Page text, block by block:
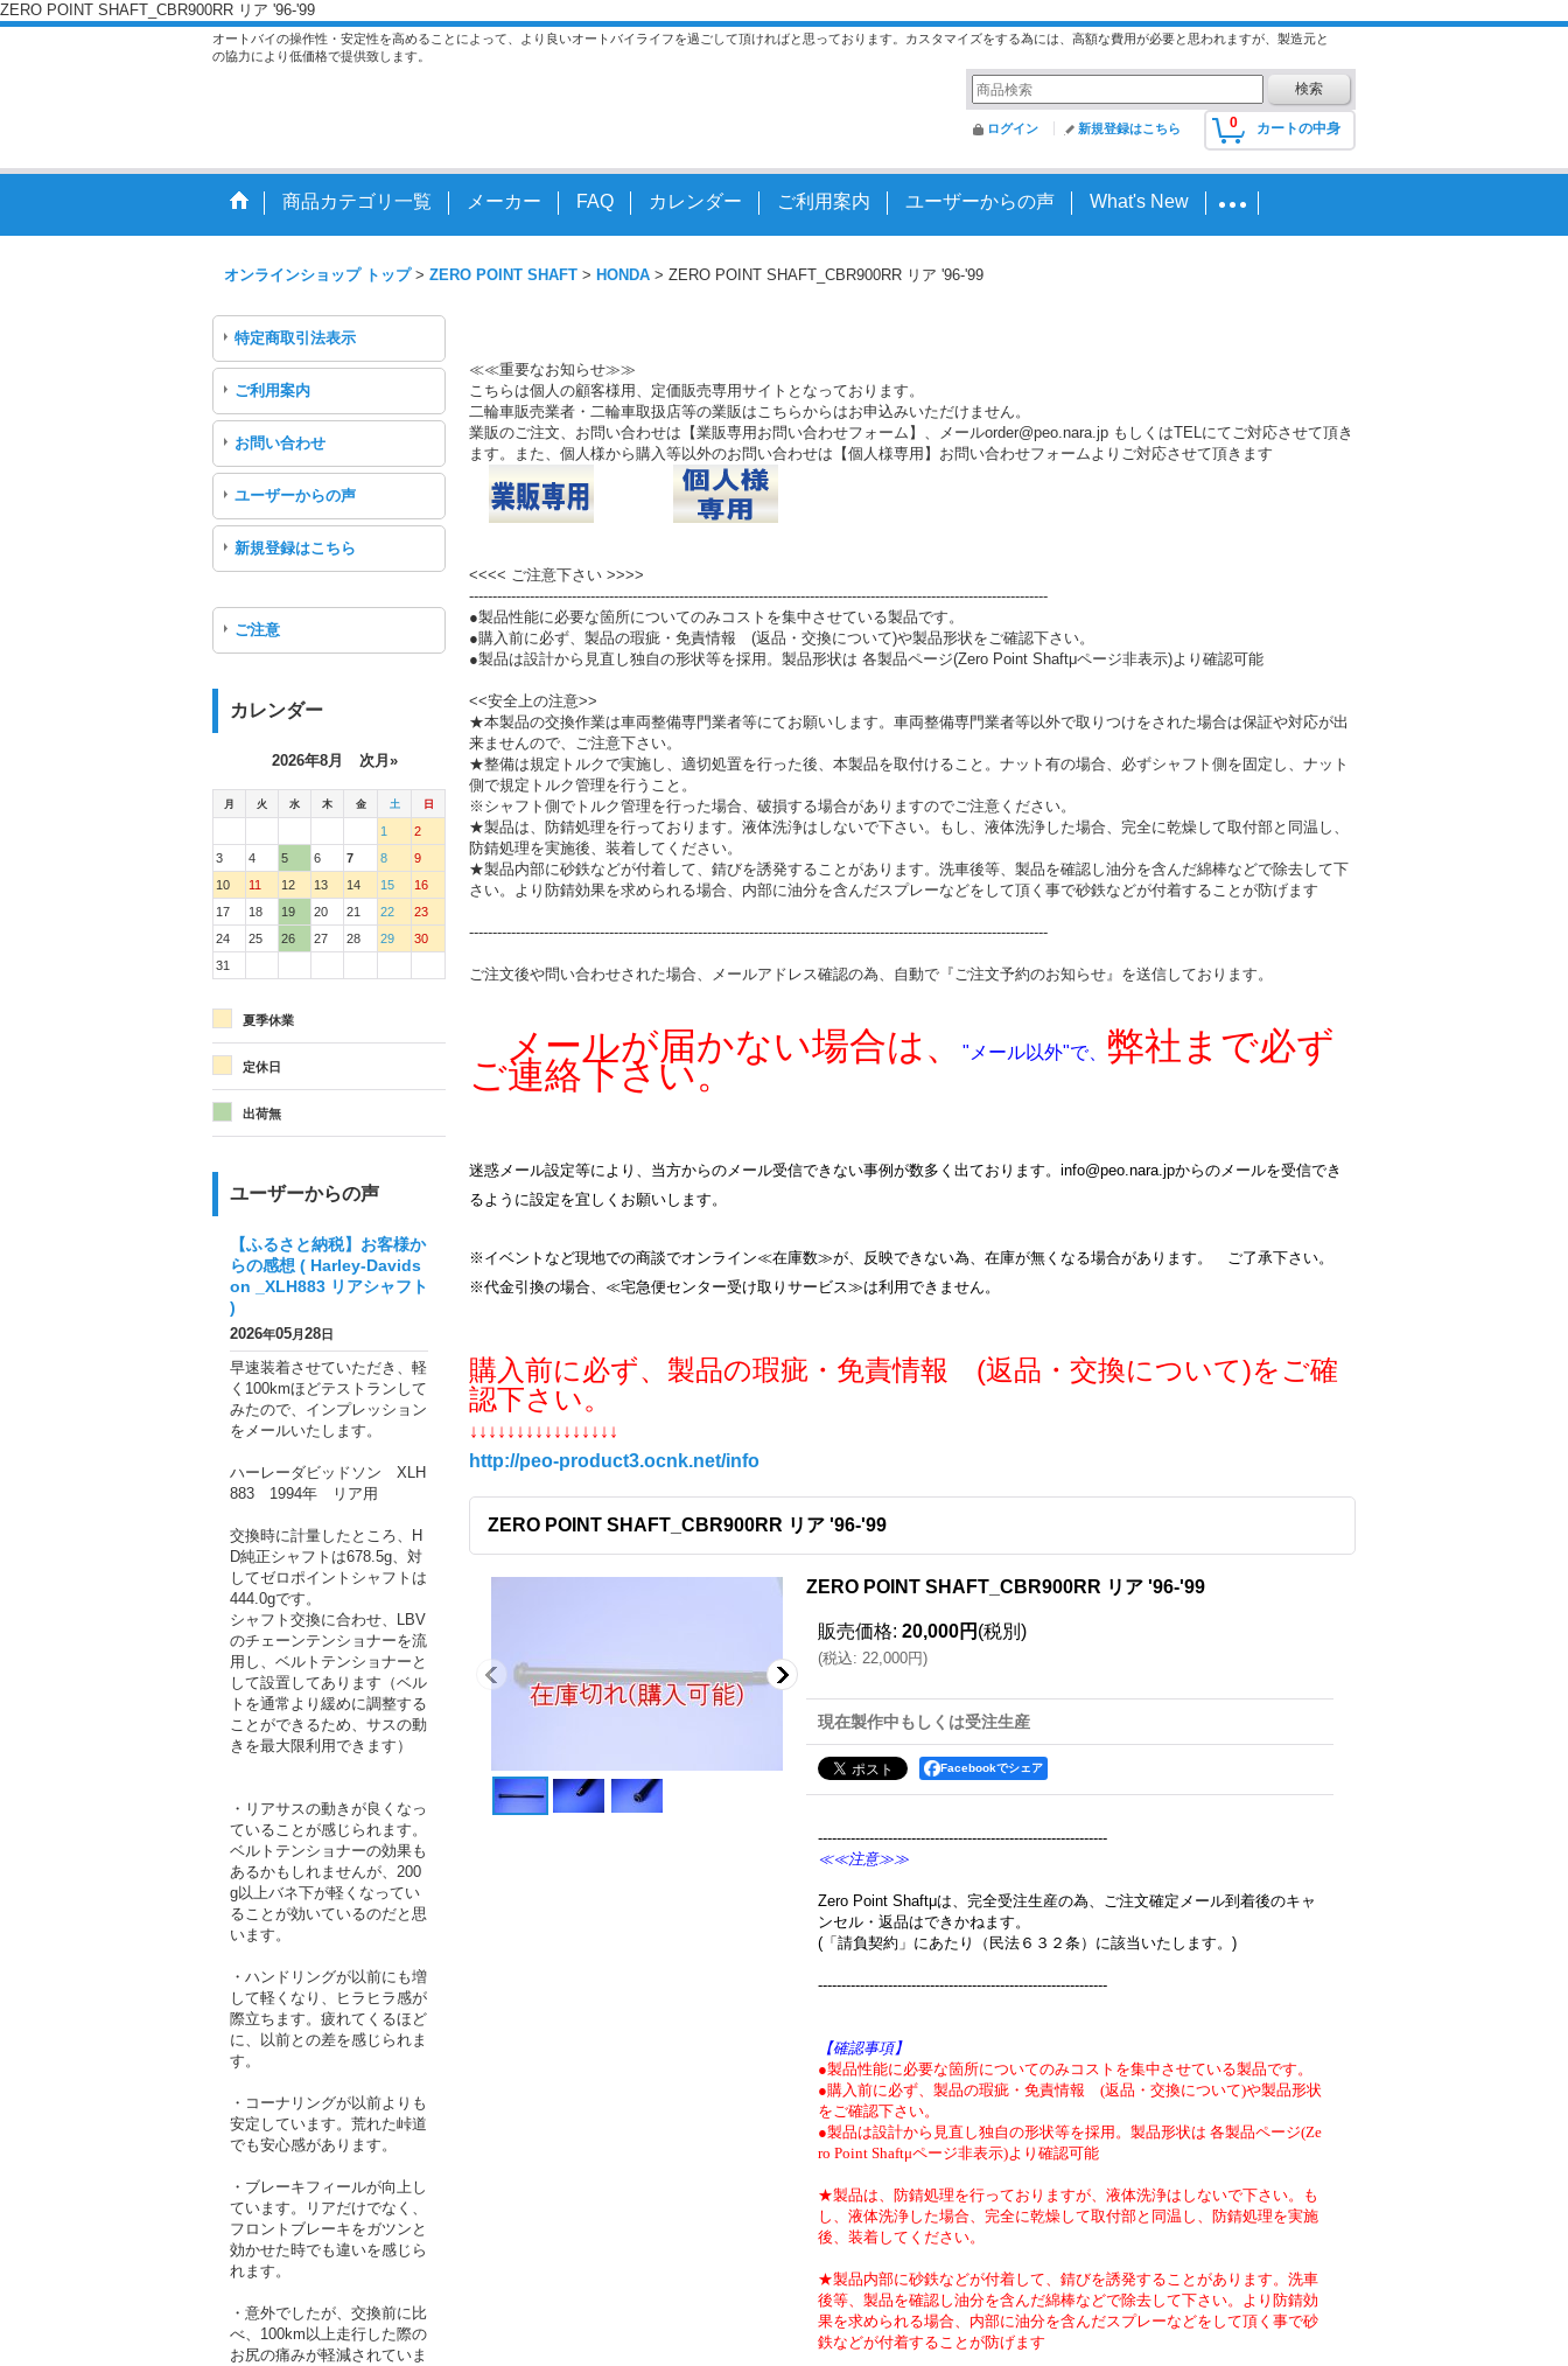
ZERO POINT SHAFT_CBR900RR リア '96-'99
オートバイの操作性・安定性を高めることによって、より良いオートバイライフを過ごして頂ければと思っております。カスタマイズをする為には、高額な費用が必要と思われますが、製造元と
の協力により低価格で提供致します。
0 カートの中身
ログイン 新規登録はこちら
商品カテゴリ一覧 メーカー FAQ カレンダー ご利用案内 ユーザーからの声 What's New
オンラインショップ トップ > ZERO POINT SHAFT > HONDA > ZERO POINT SHAFT_CBR900RR リア '96-'99
特定商取引法表示
ご利用案内
お問い合わせ
ユーザーからの声
新規登録はこちら
ご注意
カレンダー
2026年8月 次月»
月 火 水 木 金 土 日
1
2
3
4 5 6 7 8
9
10
11 12 13 14 15
16
17
18 19 20 21 22
23
24
25 26 27 28 29
30
31
夏季休業
定休日
出荷無
ユーザーからの声
【ふるさと納税】お客様か
らの感想 ( Harley-Davids
on _XLH883 リアシャフト
)
2026年05月28日
早速装着させていただき、軽
く100kmほどテストランして
みたので、インプレッション
をメールいたします。
ハーレーダビッドソン XLH
883 1994年 リア用
交換時に計量したところ、H
D純正シャフトは678.5g、対
してゼロポイントシャフトは
444.0gです。
シャフト交換に合わせ、LBV
のチェーンテンショナーを流
用し、ベルトテンショナーと
して設置してあります（ベル
トを通常より緩めに調整する
ことができるため、サスの動
きを最大限利用できます）
・リアサスの動きが良くなっ
ていることが感じられます。
ベルトテンショナーの効果も
あるかもしれませんが、200
g以上バネ下が軽くなってい
ることが効いているのだと思
います。
・ハンドリングが以前にも増
して軽くなり、ヒラヒラ感が
際立ちます。疲れてくるほど
に、以前との差を感じられま
す。
・コーナリングが以前よりも
安定しています。荒れた峠道
でも安心感があります。
・ブレーキフィールが向上し
ています。リアだけでなく、
フロントブレーキをガツンと
効かせた時でも違いを感じら
れます。
・意外でしたが、交換前に比
べ、100km以上走行した際の
お尻の痛みが軽減されていま
≪≪重要なお知らせ≫≫
こちらは個人の顧客様用、定価販売専用サイトとなっております。
二輪車販売業者・二輪車取扱店等の業販はこちらからはお申込みいただけません。
業販のご注文、お問い合わせは【業販専用お問い合わせフォーム】、メールorder@peo.nara.jp もしくはTELにてご対応させて頂き
ます。また、個人様から購入等以外のお問い合わせは【個人様専用】お問い合わせフォームよりご対応させて頂きます
<<<< ご注意下さい >>>>
----------------------------------------------------------------------------------------------------------------------------
●製品性能に必要な箇所についてのみコストを集中させている製品です。
●購入前に必ず、製品の瑕疵・免責情報 (返品・交換について)や製品形状をご確認下さい。
●製品は設計から見直し独自の形状等を採用。製品形状は 各製品ページ(Zero Point Shaftμページ非表示)より確認可能
<<安全上の注意>>
★本製品の交換作業は車両整備専門業者等にてお願いします。車両整備専門業者等以外で取りつけをされた場合は保証や対応が出
来ませんので、ご注意下さい。
★整備は規定トルクで実施し、適切処置を行った後、本製品を取付けること。ナット有の場合、必ずシャフト側を固定し、ナット
側で規定トルク管理を行うこと。
※シャフト側でトルク管理を行った場合、破損する場合がありますのでご注意ください。
★製品は、防錆処理を行っております。液体洗浄はしないで下さい。もし、液体洗浄した場合、完全に乾燥して取付部と同温し、
防錆処理を実施後、装着してください。
★製品内部に砂鉄などが付着して、錆びを誘発することがあります。洗車後等、製品を確認し油分を含んだ綿棒などで除去して下
さい。より防錆効果を求められる場合、内部に油分を含んだスプレーなどをして頂く事で砂鉄などが付着することが防げます
----------------------------------------------------------------------------------------------------------------------------
ご注文後や問い合わせされた場合、メールアドレス確認の為、自動で『ご注文予約のお知らせ』を送信しております。
メールが届かない場合は、 "メール以外"で、 弊社まで必ず
ご連絡下さい。
迷惑メール設定等により、当方からのメール受信できない事例が数多く出ております。info@peo.nara.jpからのメールを受信でき
るように設定を宜しくお願いします。
※イベントなど現地での商談でオンライン≪在庫数≫が、反映できない為、在庫が無くなる場合があります。 ご了承下さい。
※代金引換の場合、≪宅急便センター受け取りサービス≫は利用できません。
購入前に必ず、製品の瑕疵・免責情報 (返品・交換について)をご確
認下さい。
↓↓↓↓↓↓↓↓↓↓↓↓↓↓↓↓
http://peo-product3.ocnk.net/info
ZERO POINT SHAFT_CBR900RR リア '96-'99
ZERO POINT SHAFT_CBR900RR リア '96-'99
販売価格: 20,000円 (税別)
(税込: 22,000円)
現在製作中もしくは受注生産
Facebookでシェア
--------------------------------------------------------------
≪≪注意≫≫
Zero Point Shaftμは、完全受注生産の為、ご注文確定メール到着後のキャ
ンセル・返品はできかねます。
(「請負契約」にあたり（民法６３２条）に該当いたします。)
--------------------------------------------------------------
【確認事項】
●製品性能に必要な箇所についてのみコストを集中させている製品です。
●購入前に必ず、製品の瑕疵・免責情報 (返品・交換について)や製品形状
をご確認下さい。
●製品は設計から見直し独自の形状等を採用。製品形状は 各製品ページ(Ze
ro Point Shaftμページ非表示)より確認可能
★製品は、防錆処理を行っておりますが、液体洗浄はしないで下さい。も
し、液体洗浄した場合、完全に乾燥して取付部と同温し、防錆処理を実施
後、装着してください。
★製品内部に砂鉄などが付着して、錆びを誘発することがあります。洗車
後等、製品を確認し油分を含んだ綿棒などで除去して下さい。より防錆効
果を求められる場合、内部に油分を含んだスプレーなどをして頂く事で砂
鉄などが付着することが防げます